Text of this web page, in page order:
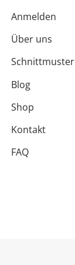
Anmelden
Über uns
Schnittmuster
Blog
Shop
Kontakt
FAQ